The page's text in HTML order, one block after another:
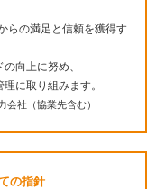
らの満足と信頼を獲得す
向上に努め、
に取り組みます。
会社（協業先含む）
の指針